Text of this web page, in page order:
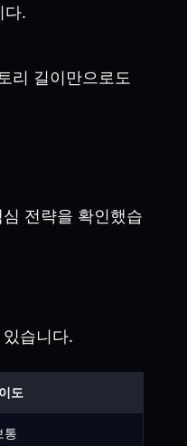
다.
리 길이만으로도
전략을 확인했습
습니다.
도
통